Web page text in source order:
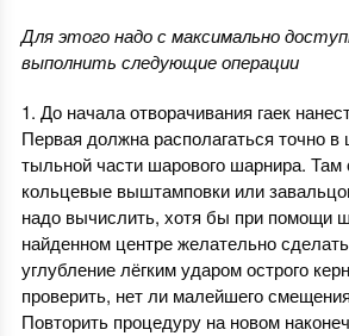
Для этого надо с максимально
выполнить следующие операции
1. До начала отворачивания гаек
Первая должна располагаться точно в
тыльной части шарового шарнира.
кольцевые выштамповки или
надо вычислить, хотя бы при помощи
найденном центре желательно
углубление лёгким ударом острого
проверить, нет ли малейшего
Повторить процедуру на новом